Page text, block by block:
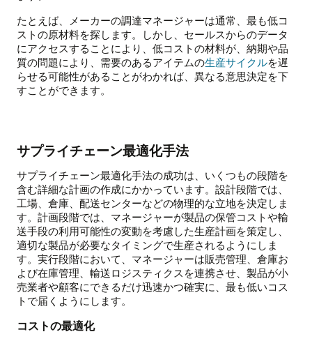
たとえば、メーカーの調達マネージャーは通常、最も低コ
ストの原材料を探します。しかし、セールスからのデータ
にアクセスすることにより、低コストの材料が、納期や品
質の問題により、需要のあるアイテムの生産サイクルを遅
らせる可能性があることがわかれば、異なる意思決定を下
すことができます。
サプライチェーン最適化手法
サプライチェーン最適化手法の成功は、いくつもの段階を
含む詳細な計画の作成にかかっています。設計段階では、
工場、倉庫、配送センターなどの物理的な立地を決定しま
す。計画段階では、マネージャーが製品の保管コストや輸
送手段の利用可能性の変動を考慮した生産計画を策定し、
適切な製品が必要なタイミングで生産されるようにしま
す。実行段階において、マネージャーは販売管理、倉庫お
よび在庫管理、輸送ロジスティクスを連携させ、製品が小
売業者や顧客にできるだけ迅速かつ確実に、最も低いコス
トで届くようにします。
コストの最適化